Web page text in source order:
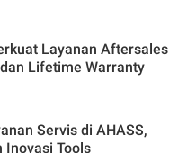
Layanan Aftersales
Lifetime Warranty
Servis di AHASS,
Inovasi Tools